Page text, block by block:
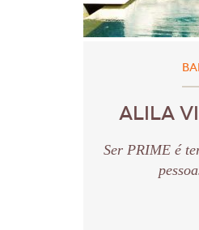
ALILA
Ser PRIME é